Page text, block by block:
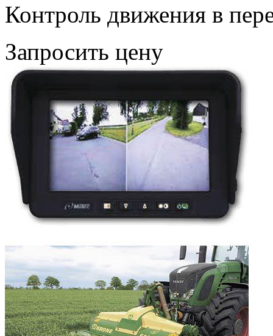
Контроль движения в
Запросить цену